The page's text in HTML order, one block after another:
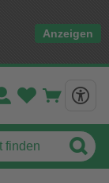
Anzeigen